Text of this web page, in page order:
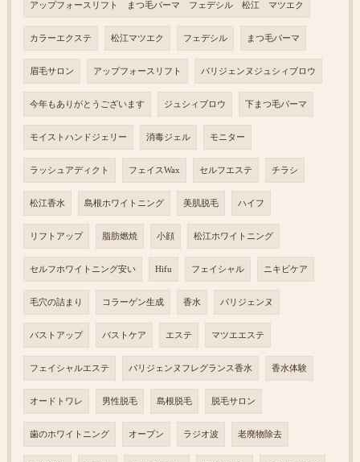
アップフォースリフト まつ毛パーマ フェデシル 松江 マツエク
カラーエクステ 松江マツエク フェデシル まつ毛パーマ
眉毛サロン アップフォースリフト パリジェンヌジュシィブロウ
今年もありがとうございます ジュシィブロウ 下まつ毛パーマ
モイストハンドジェリー 消毒ジェル モニター
ラッシュアディクト フェイスWax セルフエステ チラシ
松江香水 島根ホワイトニング 美肌脱毛 ハイフ
リフトアップ 脂肪燃焼 小顔 松江ホワイトニング
セルフホワイトニング安い Hifu フェイシャル ニキビケア
毛穴の詰まり コラーゲン生成 香水 パリジェンヌ
バストアップ バストケア エステ マツエエステ
フェイシャルエステ パリジェンヌフレグランス香水 香水体験
オードトワレ 男性脱毛 島根脱毛 脱毛サロン
歯のホワイトニング オープン ラジオ波 老廃物除去